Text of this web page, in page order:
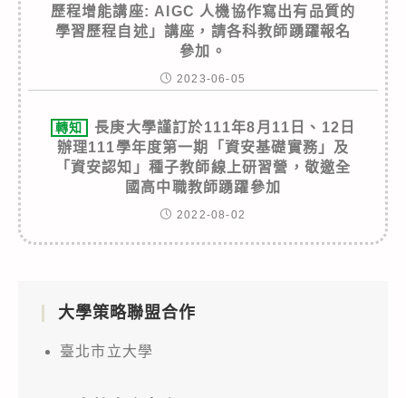
歷程增能講座: AIGC 人機協作寫出有品質的
學習歷程自述」講座，請各科教師踴躍報名
參加。
2023-06-05
轉知
長庚大學謹訂於111年8月11日、12日
辦理111學年度第一期「資安基礎實務」及
「資安認知」種子教師線上研習營，敬邀全
國高中職教師踴躍參加
2022-08-02
大學策略聯盟合作
臺北市立大學